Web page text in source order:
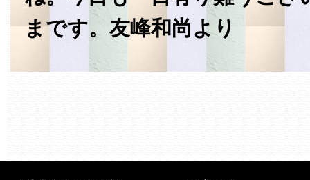
まです。友峰和尚より